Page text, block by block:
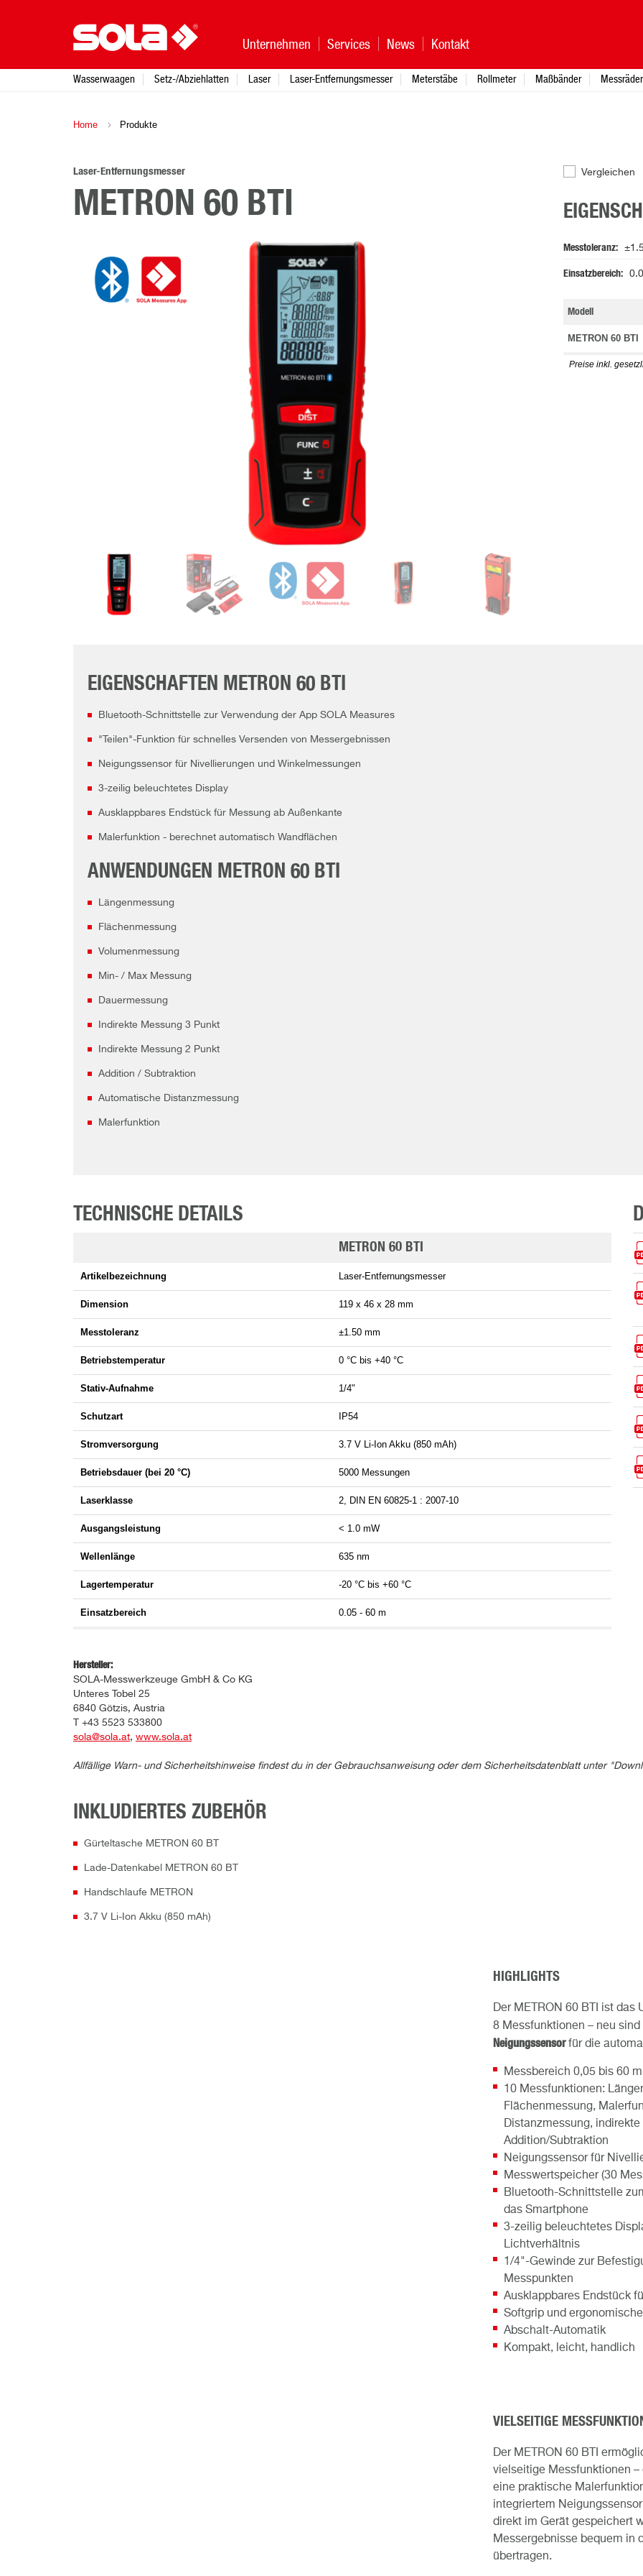
Home Produkte
Laser-Entfernungsmesser
METRON 60 BTI
Vergleichen
Messtoleranz
Einsatzbereich
Modell
METRON 60 BTI
Preise inkl.
EIGENSCHAFTEN METRON 60 BTI
Bluetooth-Schnittstelle zur Verwendung der App SOLA Measures
"Teilen"-Funktion für schnelles Versenden von Messergebnissen
Neigungssensor für Nivellierungen und Winkelmessungen
3-zeilig beleuchtetes Display
Ausklappbares Endstück für Messung ab Außenkante
Malerfunktion - berechnet automatisch Wandflächen
ANWENDUNGEN METRON 60 BTI
Längenmessung
Flächenmessung
Volumenmessung
Min- / Max Messung
Dauermessung
Indirekte Messung 3 Punkt
Indirekte Messung 2 Punkt
Addition / Subtraktion
Automatische Distanzmessung
Malerfunktion
TECHNISCHE DETAILS
METRON 60 BTI
Artikelbezeichnung Laser-Entfernungsmesser
Dimension 119 x 46 x 28 mm
Messtoleranz ±1.50 mm
Betriebstemperatur 0 °C bis +40 °C
Stativ-Aufnahme 1/4"
Schutzart IP54
Stromversorgung 3.7 V Li-Ion Akku (850 mAh)
Betriebsdauer (bei 20 °C) 5000 Messungen
Laserklasse 2, DIN EN 60825-1 : 2007-10
Ausgangsleistung < 1.0 mW
Wellenlänge 635 nm
Lagertemperatur -20 °C bis +60 °C
Einsatzbereich 0.05 - 60 m
Hersteller:
SOLA-Messwerkzeuge GmbH & Co KG
Unteres Tobel 25
6840 Götzis, Austria
T +43 5523 533800
sola@sola.at, www.sola.at
Allfällige Warn- und Sicherheitshinweise findest du in der Gebrauchsanweisung oder dem Sicherheitsdatenblatt unter
INKLUDIERTES ZUBEHÖR
Gürteltasche METRON 60 BT
Lade-Datenkabel METRON 60 BT
Handschlaufe METRON
3.7 V Li-Ion Akku (850 mAh)
HIGHLIGHTS
Der METRON 60 BTI ist das
8 Messfunktionen – neu sind
Neigungssensorfür die
Messbereich 0,05 bis 60 m
10 Messfunktionen:
Flächenmessung,
Distanzmessung,
Addition/Subtraktion
Neigungssensor für
Messwertspeicher (30
Bluetooth-Schnittstelle
das Smartphone
3-zeilig beleuchtetes
Lichtverhältnis
1/4"-Gewinde zur
Messpunkten
Ausklappbares Endstück
Softgrip und
Abschalt-Automatik
Kompakt, leicht, handlich
VIELSEITIGE
Der METRON 60 BTI
vielseitige Messfunktionen
eine praktische
integriertem
direkt im Gerät gespeichert
Messergebnisse bequem in
übertragen.
Unternehmen Services News Kontakt
Wasserwaagen Setz-/Abziehlatten Laser Laser-Entfernungsmesser Meterstäbe Rollmeter Maßbänder Messräder